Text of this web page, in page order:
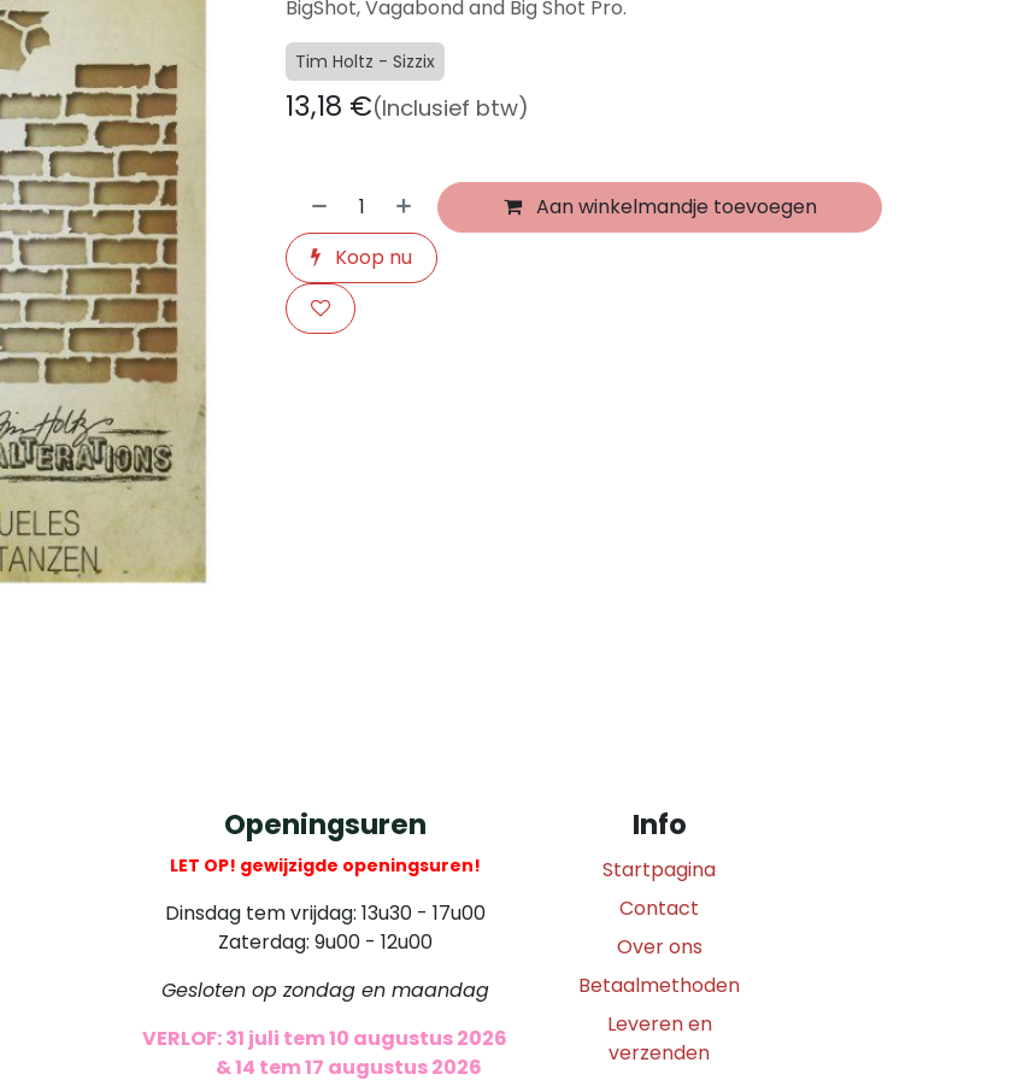
BigShot, Vagabond and Big Shot Pro.
Tim Holtz - Sizzix
13,18 €(Inclusief btw)
Aan winkelmandje toevoegen
Koop nu
Openingsuren
LET OP! gewijzigde openingsuren!
Dinsdag tem vrijdag: 13u30 - 17u00
Zaterdag: 9u00 - 12u00
Gesloten op zondag en maandag
VERLOF: 31 juli tem 10 augustus 2026
& 14 tem 17 augustus 2026
Info
Startpagina
Contact
Over ons
Betaalmethoden
Leveren en
verzenden